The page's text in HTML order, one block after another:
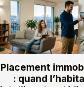
Placement
: quand